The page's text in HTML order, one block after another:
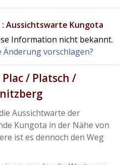
Aussichtswarte Kungota
Information nicht bekannt.
Änderung vorschlagen?
/ Platsch /
Aussichtwarte der
Kungota in der Nähe von
ist es dennoch den Weg